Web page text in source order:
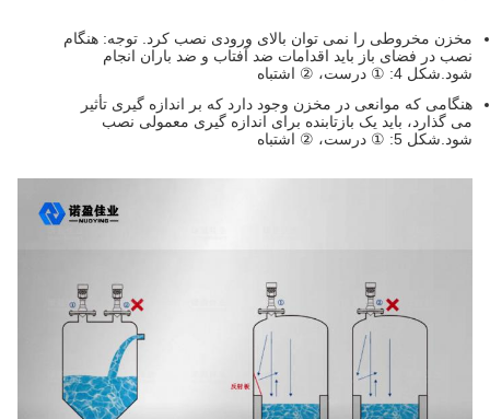
مخزن مخروطی را نمی توان بالای ورودی نصب کرد. توجه: هنگام
نصب در فضای باز باید اقدامات ضد آفتاب و ضد باران انجام
شود.شکل 4: ① درست، ② اشتباه
هنگامی که موانعی در مخزن وجود دارد که بر اندازه گیری تأثیر
می گذارد، باید یک بازتابنده برای اندازه گیری معمولی نصب
شود.شکل 5: ① درست، ② اشتباه